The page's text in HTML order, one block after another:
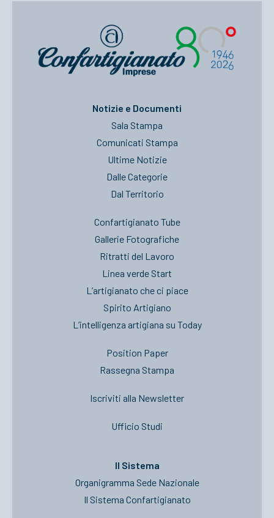
Notizie e Documenti
Sala Stampa
Comunicati Stampa
Ultime Notizie
Dalle Categorie
Dal Territorio
Confartigianato Tube
Gallerie Fotografiche
Ritratti del Lavoro
Linea verde Start
L’artigianato che ci piace
Spirito Artigiano
L’intelligenza artigiana su Today
Position Paper
Rassegna Stampa
Iscriviti alla Newsletter
Ufficio Studi
Il Sistema
Organigramma Sede Nazionale
Il Sistema Confartigianato